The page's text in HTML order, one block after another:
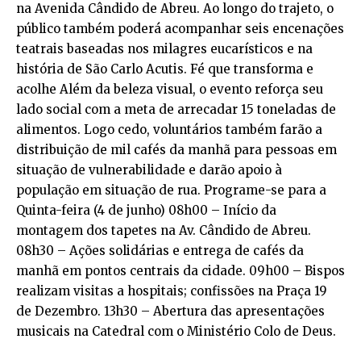
na Avenida Cândido de Abreu. Ao longo do trajeto, o
público também poderá acompanhar seis encenações
teatrais baseadas nos milagres eucarísticos e na
história de São Carlo Acutis. Fé que transforma e
acolhe Além da beleza visual, o evento reforça seu
lado social com a meta de arrecadar 15 toneladas de
alimentos. Logo cedo, voluntários também farão a
distribuição de mil cafés da manhã para pessoas em
situação de vulnerabilidade e darão apoio à
população em situação de rua. Programe-se para a
Quinta-feira (4 de junho) 08h00 – Início da
montagem dos tapetes na Av. Cândido de Abreu.
08h30 – Ações solidárias e entrega de cafés da
manhã em pontos centrais da cidade. 09h00 – Bispos
realizam visitas a hospitais; confissões na Praça 19
de Dezembro. 13h30 – Abertura das apresentações
musicais na Catedral com o Ministério Colo de Deus.